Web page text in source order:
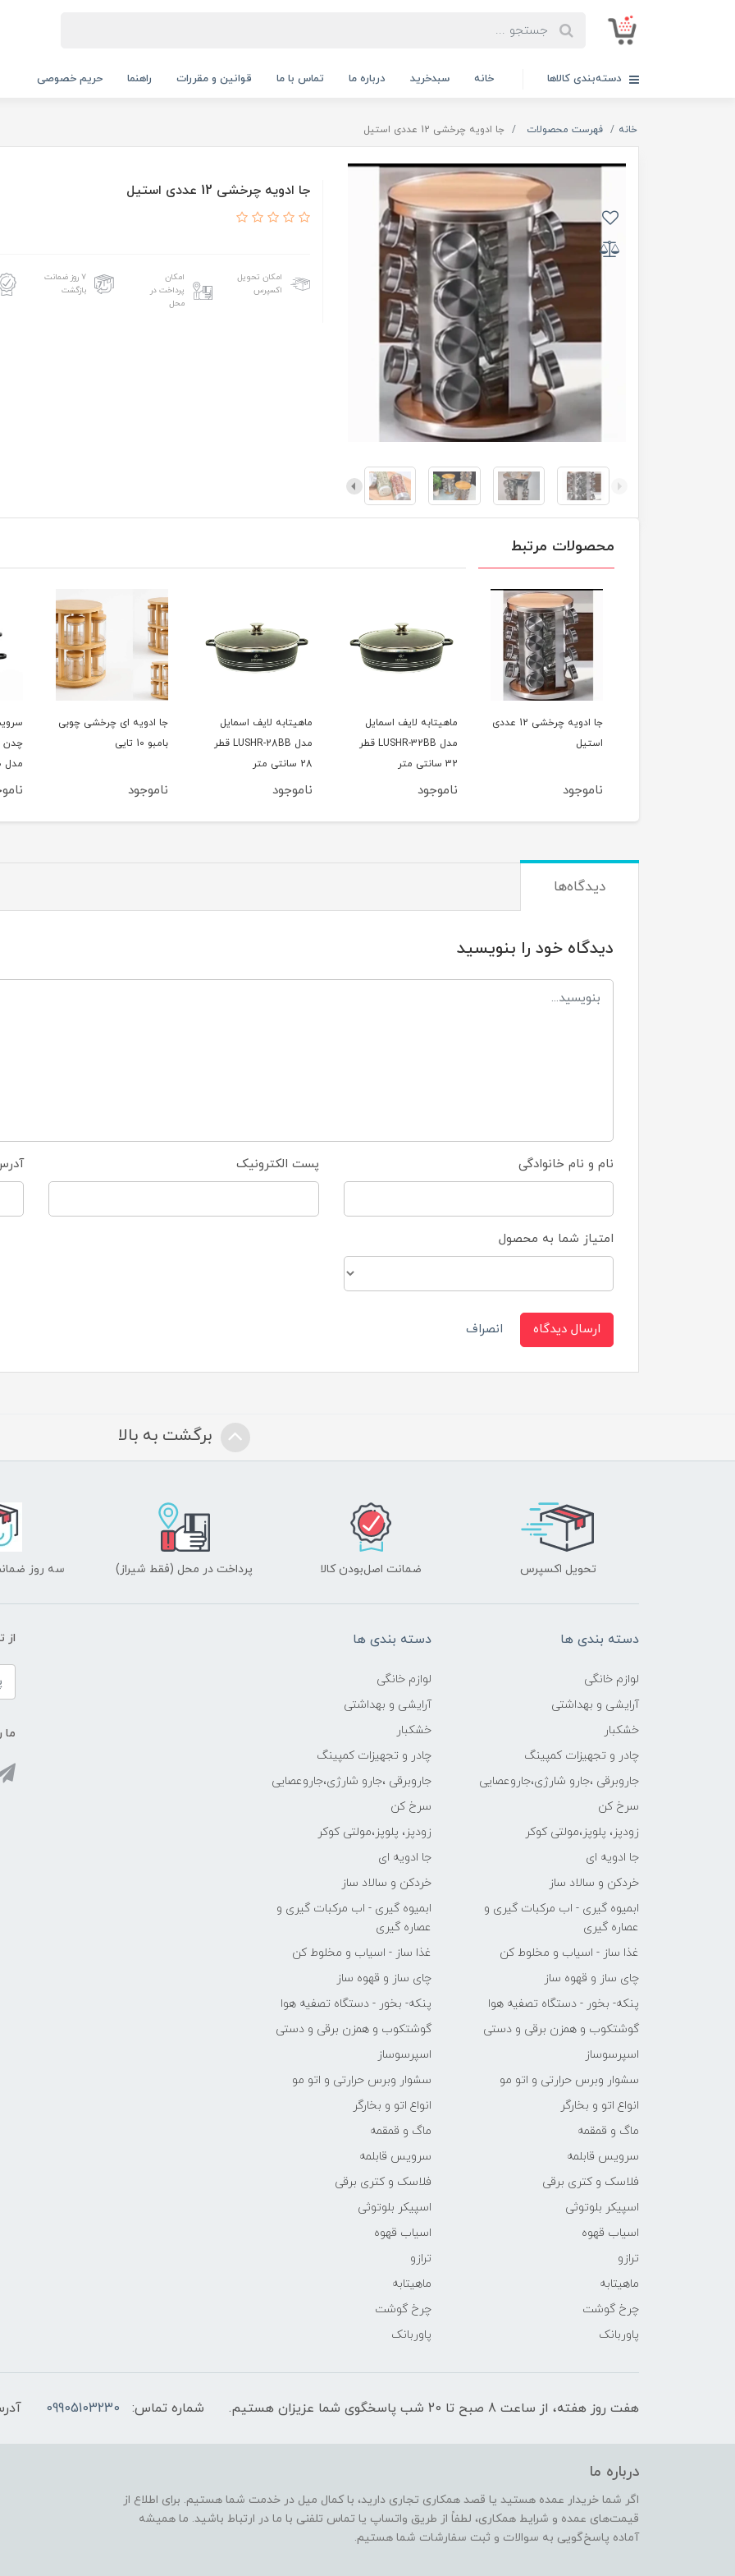
دسته‌بندی کالاها خانه سبدخرید درباره ما تماس با ما قوانین و مقررات راهنما حریم خصوصی
خانه فهرست محصولات جا ادویه چرخشی 12 عددی استیل
جا ادویه چرخشی 12 عددی استیل
امکان تحویل
اکسپرس
امکان
پرداخت در
محل
۷ روز ضمانت
بازگشت
محصولات مرتبط
ماهیتابه لایف اسمایل
ناموجود
ماهیتابه لایف اسمایل
مدل LUSHR-28BB قطر
28 سانتی متر
ناموجود
جا ادویه ای چرخشی چوبی
بامبو 10 تایی
ناموجود
سرویس قابلمه 6 پارچه
چدن مشکی لایف اسمایل
ناموجود
3BB شامل 6 پارچه
دیدگاه‌ها
دیدگاه خود را بنویسید
نام و نام خانوادگی پست الکترونیک
امتیاز شما به محصول
ارسال دیدگاه انصراف
برگشت به بالا
تحویل اکسپرس ضمانت اصل‌بودن کالا پرداخت در محل (فقط شیراز) سه روز
دسته بندی ها
لوازم خانگی
آرایشی و بهداشتی
خشکبار
چادر و تجهیزات کمپینگ
جاروبرقی ،جارو شارژی،جاروعصایی
سرخ کن
زودپز، پلوپز،مولتی کوکر
جا ادویه ای
خردکن و سالاد ساز
ابمیوه گیری - اب مرکبات گیری و
عصاره گیری
غذا ساز - اسیاب و مخلوط کن
چای ساز و قهوه ساز
پنکه- بخور - دستگاه تصفیه هوا
گوشتکوب و همزن برقی و دستی
اسپرسوساز
سشوار وبرس حرارتی و اتو مو
انواع اتو و بخارگر
ماگ و قمقمه
سرویس قابلمه
فلاسک و کتری برقی
اسپیکر بلوتوثی
اسیاب قهوه
ترازو
ماهیتابه
چرخ گوشت
پاوربانک
دسته بندی ها
لوازم خانگی
آرایشی و بهداشتی
خشکبار
چادر و تجهیزات کمپینگ
جاروبرقی ،جارو شارژی،جاروعصایی
سرخ کن
زودپز، پلوپز،مولتی کوکر
جا ادویه ای
خردکن و سالاد ساز
ابمیوه گیری - اب مرکبات گیری و
عصاره گیری
غذا ساز - اسیاب و مخلوط کن
چای ساز و قهوه ساز
پنکه- بخور - دستگاه تصفیه هوا
گوشتکوب و همزن برقی و دستی
اسپرسوساز
سشوار وبرس حرارتی و اتو مو
انواع اتو و بخارگر
ماگ و قمقمه
سرویس قابلمه
فلاسک و کتری برقی
اسپیکر بلوتوثی
اسیاب قهوه
ترازو
ماهیتابه
چرخ گوشت
پاوربانک
از
ما
هفت روز هفته، از ساعت 8 صبح تا 20 شب پاسخگوی شما عزیزان هستیم. شماره تماس: 09905103230
درباره ما
اگر شما خریدار عمده هستید یا قصد همکاری تجاری دارید، با کمال میل در خدمت شما هستیم. برای اطلاع از
قیمت‌های عمده و شرایط همکاری، لطفاً از طریق واتساپ یا تماس تلفنی با ما در ارتباط باشید. ما همیشه
آماده پاسخ‌گویی به سوالات و ثبت سفارشات شما هستیم.